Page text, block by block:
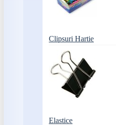
Clipsuri Hartie
Elastice